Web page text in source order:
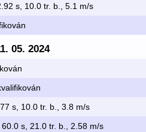
s, 10.0 tr. b., 5.1 m/s
05. 2024
s, 10.0 tr. b., 3.8 m/s
60.0 s, 21.0 tr. b., 2.58 m/s